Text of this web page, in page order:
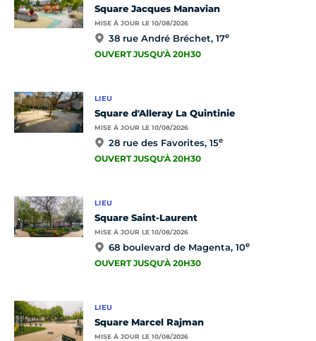
Square Jacques Manavian
MISE À JOUR LE 10/08/2026
38 rue André Bréchet, 17e
OUVERT JUSQU'À 20H30
LIEU
Square d'Alleray La Quintinie
MISE À JOUR LE 10/08/2026
28 rue des Favorites, 15e
OUVERT JUSQU'À 20H30
LIEU
Square Saint-Laurent
MISE À JOUR LE 10/08/2026
68 boulevard de Magenta, 10e
OUVERT JUSQU'À 20H30
LIEU
Square Marcel Rajman
MISE À JOUR LE 10/08/2026